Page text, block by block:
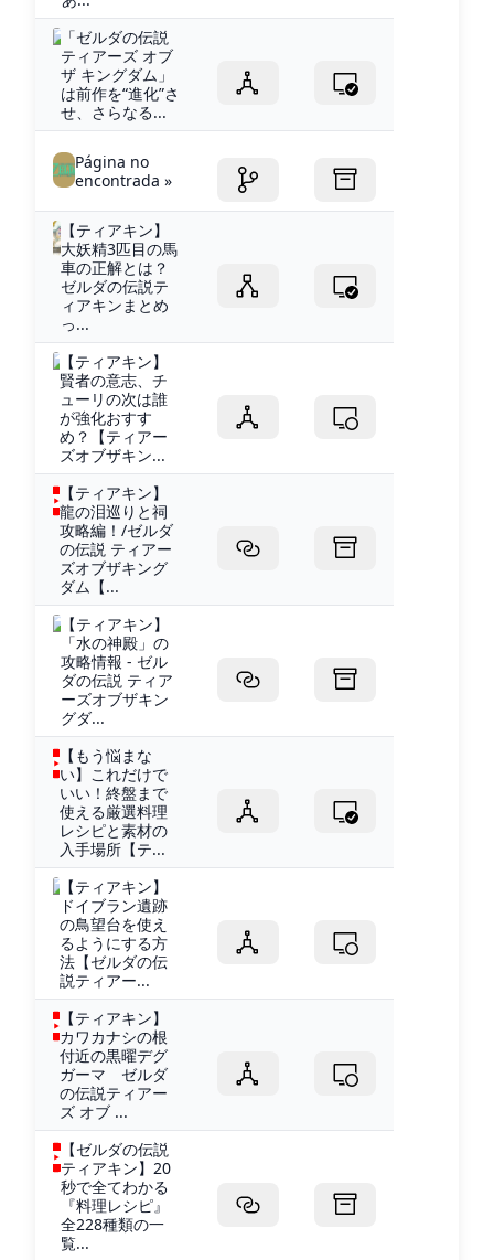
「ゼルダの伝説
ティアーズ オブ
ザ キングダム」
は前作を“進化”さ
せ、さらなる...
Página no
encontrada »
【ティアキン】
大妖精3匹目の馬
車の正解とは？
ゼルダの伝説テ
ィアキンまとめ
っ...
【ティアキン】
賢者の意志、チ
ューリの次は誰
が強化おすす
め？【ティアー
ズオブザキン...
【ティアキン】
龍の泪巡りと祠
攻略編！/ゼルダ
の伝説 ティアー
ズオブザキング
ダム【...
【ティアキン】
「水の神殿」の
攻略情報 - ゼル
ダの伝説 ティア
ーズオブザキン
グダ...
【もう悩まな
い】これだけで
いい！終盤まで
使える厳選料理
レシピと素材の
入手場所【テ...
【ティアキン】
ドイブラン遺跡
の鳥望台を使え
るようにする方
法【ゼルダの伝
説ティアー...
【ティアキン】
カワカナシの根
付近の黒曜デグ
ガーマ ゼルダ
の伝説ティアー
ズ オブ ...
【ゼルダの伝説
ティアキン】20
秒で全てわかる
『料理レシピ』
全228種類の一
覧...